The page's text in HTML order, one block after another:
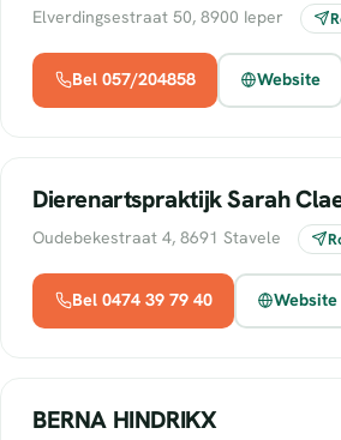
Elverdingsestraat 50, 8900 Ieper
Bel 057/204858 Website
Dierenartspraktijk Sarah
Oudebekestraat 4, 8691 Stavele
Bel 0474 39 79 40 Website
BERNA HINDRIKX